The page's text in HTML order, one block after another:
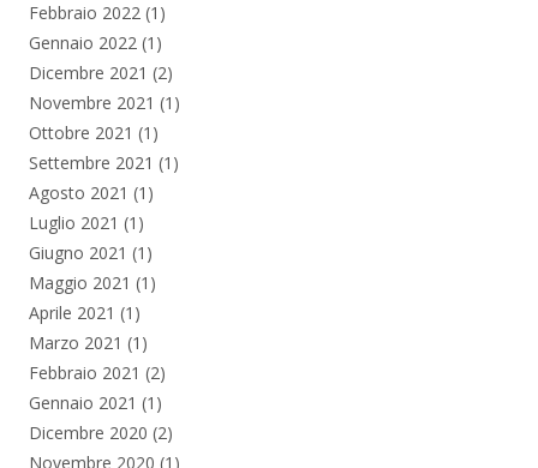
Febbraio 2022 (1)
Gennaio 2022 (1)
Dicembre 2021 (2)
Novembre 2021 (1)
Ottobre 2021 (1)
Settembre 2021 (1)
Agosto 2021 (1)
Luglio 2021 (1)
Giugno 2021 (1)
Maggio 2021 (1)
Aprile 2021 (1)
Marzo 2021 (1)
Febbraio 2021 (2)
Gennaio 2021 (1)
Dicembre 2020 (2)
Novembre 2020 (1)